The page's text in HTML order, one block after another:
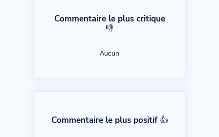
Commentaire le plus critique
👎
Aucun
Commentaire le plus positif 👍